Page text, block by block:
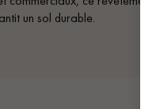
un sol durable.